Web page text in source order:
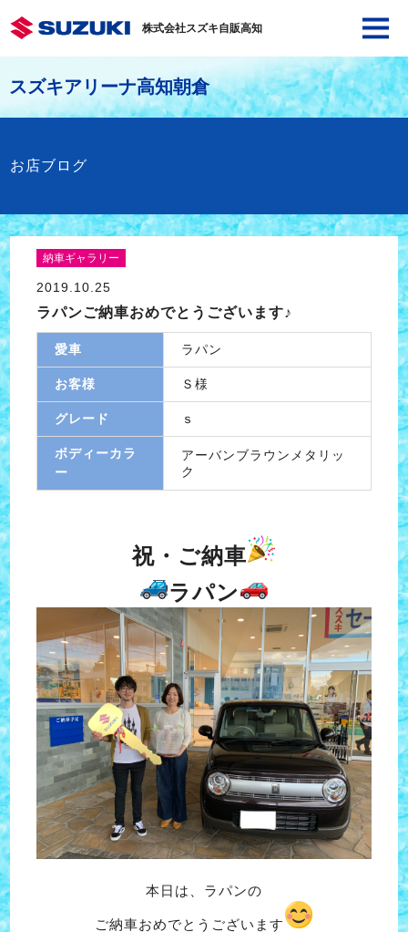
株式会社スズキ自販高知
スズキアリーナ高知朝倉
お店ブログ
納車ギャラリー
2019.10.25
ラパンご納車おめでとうございます♪
愛車 ラパン
お客様 Ｓ様
グレード ｓ
ボディーカラ
ー
アーバンブラウンメタリッ
ク
祝・ご納車
ラパン
本日は、ラパンの
ご納車おめでとうございます